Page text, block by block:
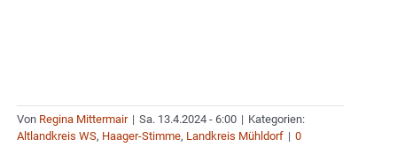
Von Regina Mittermair | Sa. 13.4.2024 - 6:00 | Kategorien:
Altlandkreis WS, Haager-Stimme, Landkreis Mühldorf | 0